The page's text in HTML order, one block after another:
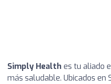
Simply Health es tu aliado
más saludable. Ubicados en